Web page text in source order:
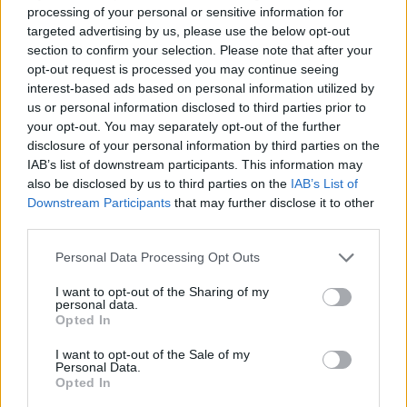
processing of your personal or sensitive information for
targeted advertising by us, please use the below opt-out
section to confirm your selection. Please note that after your
opt-out request is processed you may continue seeing
interest-based ads based on personal information utilized by
us or personal information disclosed to third parties prior to
your opt-out. You may separately opt-out of the further
disclosure of your personal information by third parties on the
IAB’s list of downstream participants. This information may
also be disclosed by us to third parties on the IAB’s List of
Downstream Participants that may further disclose it to other
Please note that this website/app uses one or more Google
not limited to your visit or usage behaviour. You may click to
grant or deny consent to Google and its third-party tags to
use your data for below specified purposes in below Google
consent section.
Personal Data Processing Opt Outs
I want to opt-out of the Sharing of my
personal data.
Opted In
I want to opt-out of the Sale of my
Personal Data.
Opted In
leszámítva nagyobb csinnadratta nélkül, tisztes
médiavisszhang közepette jelent meg az igen
lelkesen fogadottGooncímű bemutatkozó album.
Ami tényleg olyan, mintha egy hetvenes évekbeli
kaliforniai zongorás poplemez lenne, de a csavar
benne az, hogy ezzel együtt sem anakronisztikus,
öreges vagy izgalommentes, hanem éppen az
ellenkezője.
Megjelenések: AGoon című debütlemez most
márciusban, korábban (2014 nyarán) csak egy
erősen (300 db-ra) limitált, öt különböző színű,
egyoldalas flexi 7”-kollekció, öt demódallal.
Mellékprojektek:Haverkodás a Haim-tesókkal.
Szexepil:A bongyor fürtjei.
Legnagyobb eredmény, elismerés
producerek álltak dalai mellé, menő kiadó